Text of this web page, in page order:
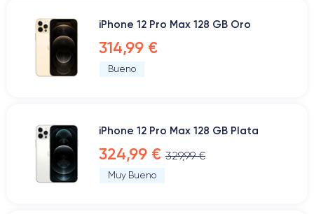
iPhone 12 Pro Max 128 GB Oro
314,99 €
Bueno
iPhone 12 Pro Max 128 GB Plata
324,99 € 329,99 €
Muy Bueno